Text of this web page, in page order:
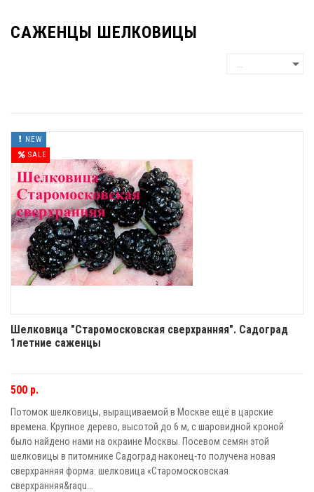
САЖЕНЦЫ ШЕЛКОВИЦЫ
SALE
NEW
Шелковица "Старомосковская сверхранняя". Садоград
1летние саженцы
500 р.
Потомок шелковицы, выращиваемой в Москве ещё в царские
времена. Крупное дерево, высотой до 6 м, с шаровидной кроной
было найдено нами на окраине Москвы. Посевом семян этой
шелковицы в питомнике Садоград наконец-то получена новая
сверхранняя форма: шелковица «Старомосковская
сверхранняя&raqu...